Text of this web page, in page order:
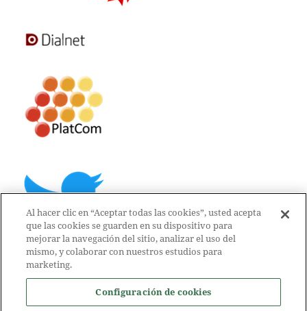
Al hacer clic en “Aceptar todas las cookies”, usted acepta
que las cookies se guarden en su dispositivo para
mejorar la navegación del sitio, analizar el uso del
mismo, y colaborar con nuestros estudios para
marketing.
Configuración de cookies